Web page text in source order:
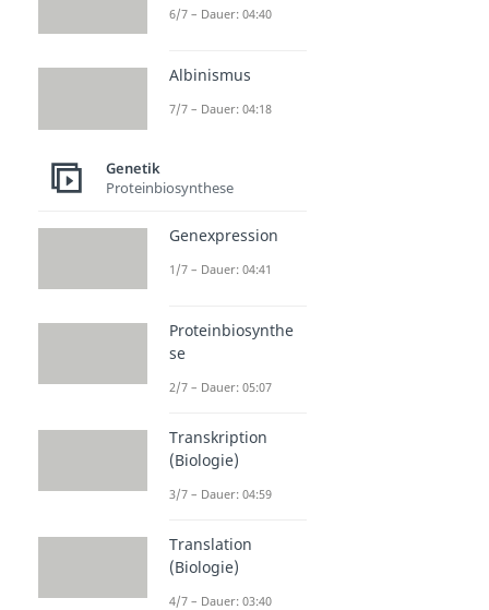
6/7 – Dauer: 04:40
Albinismus
7/7 – Dauer: 04:18
Genetik
Proteinbiosynthese
Genexpression
1/7 – Dauer: 04:41
Proteinbiosynthe
se
2/7 – Dauer: 05:07
Transkription
(Biologie)
3/7 – Dauer: 04:59
Translation
(Biologie)
4/7 – Dauer: 03:40